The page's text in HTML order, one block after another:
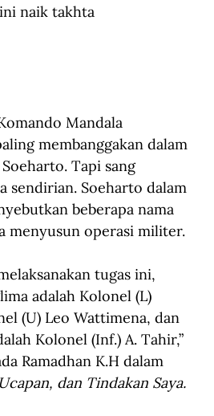
naik takhta
Mandala
membanggakan dalam
Tapi sang
sendirian. Soeharto dalam
beberapa nama
menyusun operasi militer.
tugas ini,
adalah Kolonel (L)
(U) Leo Wattimena, dan
Kolonel (Inf.) A. Tahir,”
Ramadhan K.H dalam
dan Tindakan Saya.